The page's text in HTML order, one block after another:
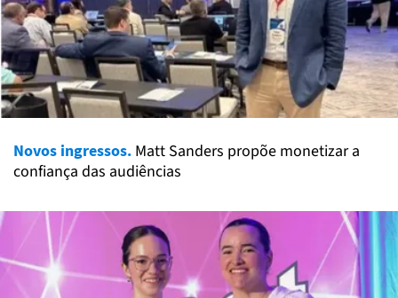
Novos ingressos. Matt Sanders propõe monetizar a
confiança das audiências